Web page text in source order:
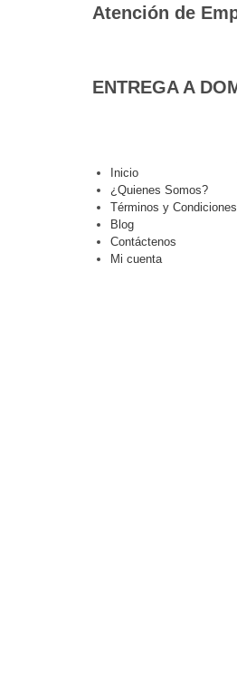
Atención de
ENTREGA A
Inicio
¿Quienes Somos?
Términos y Condiciones
Blog
Contáctenos
Mi cuenta